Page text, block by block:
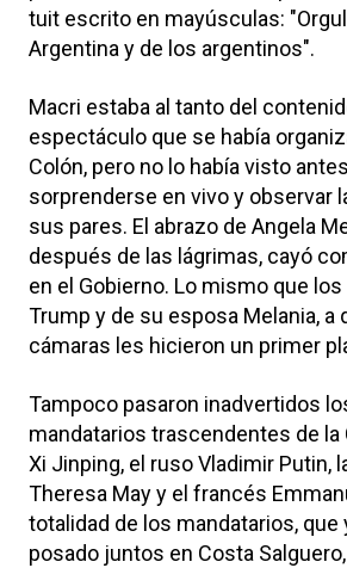
tuit escrito en mayúsculas:
Argentina y de los argentinos".
Macri estaba al tanto del
espectáculo que se había
Colón, pero no lo había visto
sorprenderse en vivo y observar
sus pares. El abrazo de Angela
después de las lágrimas, cayó
en el Gobierno. Lo mismo que
Trump y de su esposa Melania, a
cámaras les hicieron un primer
Tampoco pasaron inadvertidos
mandatarios trascendentes de la
Xi Jinping, el ruso Vladimir Putin,
Theresa May y el francés
totalidad de los mandatarios, que
posado juntos en Costa